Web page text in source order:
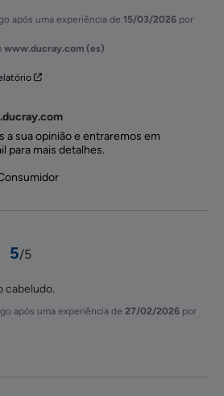
após uma experiência de 15/03/2026 por
www.ducray.com (es)
a sua opinião e entraremos em
para mais detalhes.
5/5
cabeludo.
após uma experiência de 27/02/2026 por